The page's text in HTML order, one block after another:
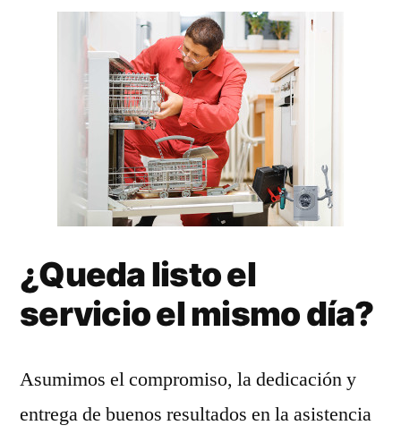
¿Queda listo el
servicio el mismo día?
Asumimos el compromiso, la dedicación y
entrega de buenos resultados en la asistencia